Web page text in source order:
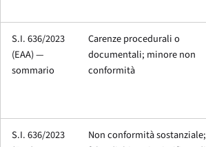
S.I. 636/2023
(EAA) —
sommario
Carenze procedurali o
documentali; minore non
conformità
S.I. 636/2023
Non conformità sostanziale;